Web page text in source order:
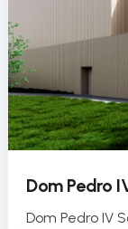
Dom Pedro
Dom Pedro IV